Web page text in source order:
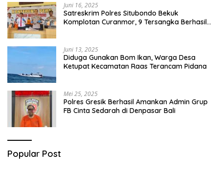
Juni 16, 2025
Satreskrim Polres Situbondo Bekuk
Komplotan Curanmor, 9 Tersangka Berhasil
Juni 13, 2025
Diduga Gunakan Bom Ikan, Warga Desa
Ketupat Kecamatan Raas Terancam Pidana
Mei 25, 2025
Polres Gresik Berhasil Amankan Admin Grup
FB Cinta Sedarah di Denpasar Bali
Popular Post